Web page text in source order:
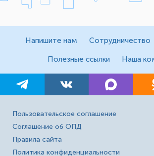
Напишите нам Сотрудничество
Полезные ссылки Наша
Пользовательское соглашение
Соглашение об ОПД
Правила сайта
Политика конфиденциальности